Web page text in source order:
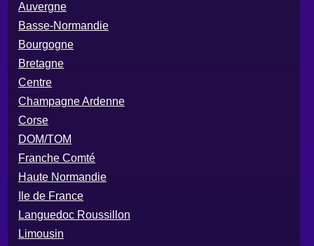
Auvergne
Basse-Normandie
Bourgogne
Bretagne
Centre
Champagne Ardenne
Corse
DOM/TOM
Franche Comté
Haute Normandie
Ile de France
Languedoc Roussillon
Limousin